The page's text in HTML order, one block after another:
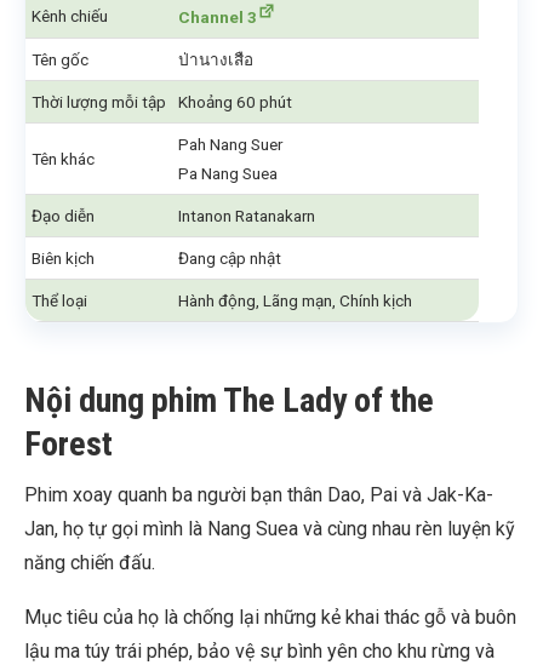
Kênh chiếu Channel 3
Tên gốc ป่านางเสือ
Thời lượng mỗi tập Khoảng 60 phút
Tên khác
Pah Nang Suer
Pa Nang Suea
Đạo diễn Intanon Ratanakarn
Biên kịch Đang cập nhật
Thể loại Hành động, Lãng mạn, Chính kịch
Nội dung phim The Lady of the
Forest
Phim xoay quanh ba người bạn thân Dao, Pai và Jak-Ka-
Jan, họ tự gọi mình là Nang Suea và cùng nhau rèn luyện kỹ
năng chiến đấu.
Mục tiêu của họ là chống lại những kẻ khai thác gỗ và buôn
lậu ma túy trái phép, bảo vệ sự bình yên cho khu rừng và